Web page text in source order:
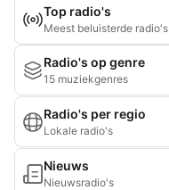
Top radio's
Meest beluisterde radio's
Radio's op genre
15 muziekgenres
Radio's per regio
Lokale radio's
Nieuws
Nieuwsradio's